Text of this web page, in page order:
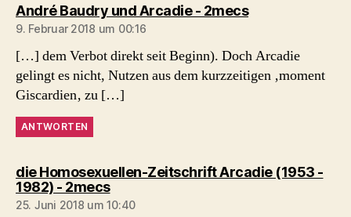
André Baudry und Arcadie - 2mecssagt:
9. Februar 2018 um 00:16
[…] dem Verbot direkt seit Beginn). Doch Arcadie
gelingt es nicht, Nutzen aus dem kurzzeitigen ‚moment
Giscardien‚ zu […]
ANTWORTEN
die Homosexuellen-Zeitschrift Arcadie (1953 -
1982) - 2mecssagt:
25. Juni 2018 um 10:40